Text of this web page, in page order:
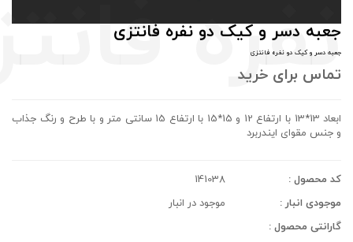
جعبه دسر و کیک دو نفره فانتزی
جعبه دسر و کیک دو نفره فانتزی
تماس برای خرید
ابعاد 13*13 با ارتفاع 12 و 15*15 با ارتفاع 15 سانتی متر و با طرح و رنگ جذاب
و جنس مقوای ایندربرد
کد محصول :
141038
موجودی انبار :
موجود در انبار
گارانتی محصول :